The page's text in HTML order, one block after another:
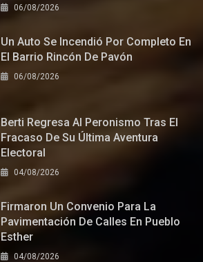
06/08/2026
Un Auto Se Incendió Por Completo En
El Barrio Rincón De Pavón
06/08/2026
Berti Regresa Al Peronismo Tras El
Fracaso De Su Última Aventura
Electoral
04/08/2026
Firmaron Un Convenio Para La
Pavimentación De Calles En Pueblo
Esther
04/08/2026